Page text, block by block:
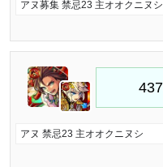
アヌ募集 禁忌23 主オオクニヌシ
アヌ 禁忌23 主オオクニヌシ